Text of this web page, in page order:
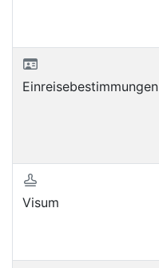
Einreisebestimmungen
Visum